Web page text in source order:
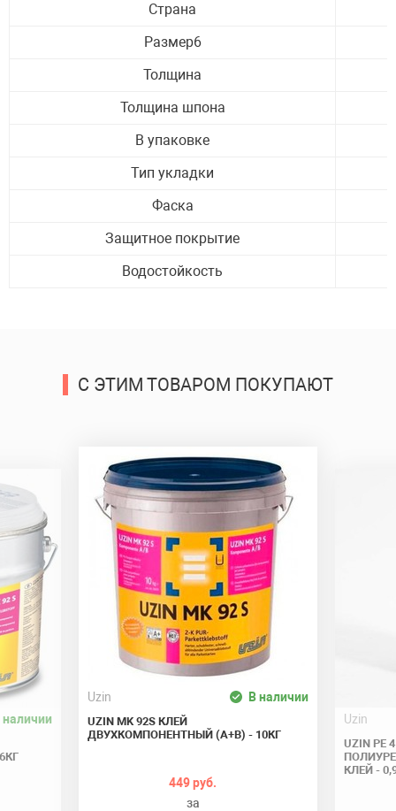
Страна
Размер6
Толщина
Толщина шпона
В упаковке
Тип укладки
Фаска
Защитное покрытие
Водостойкость
С ЭТИМ ТОВАРОМ ПОКУПАЮТ
наличии
Uzin В наличии
UZIN MK 92S КЛЕЙ
ДВУХКОМПОНЕНТНЫЙ (A+B) - 10КГ
449 руб.
за
Uzin
UZIN PE
КЛЕЙ -
ОСТАВИТЬ ЗАЯВКУ
Отправить